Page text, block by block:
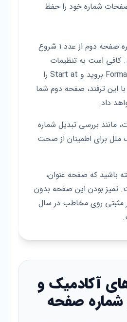
شماره خود را حفظ
اگر با این کار، شماره صفحه دوم از عدد ۱ شروع
کافی است به تنظیمات
Format Page Numbers بروید و Start at را
با این ترفند، صفحه دوم شما
مانند بررسی تبدیل شماره
ملل برای اطمینان از صحت
باشید که صفحه عنوان،
تمیز بودن این صفحه بدون
مثبتی روی مخاطب در سال
آکادمیک و
شماره صفحه